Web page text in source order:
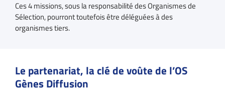
Ces 4 missions, sous la responsabilité des Organismes de
Sélection, pourront toutefois être déléguées à des
organismes tiers.
Le partenariat, la clé de voûte de l’OS
Gènes Diffusion